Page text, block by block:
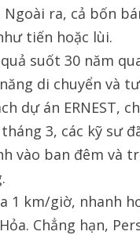
Ngoài ra, cả bốn
tiến hoặc lùi.
suốt 30 năm
di chuyển và
dự án ERNEST,
3, các kỹ sư
vào ban đêm và
1 km/giờ, nhanh
Chẳng hạn,